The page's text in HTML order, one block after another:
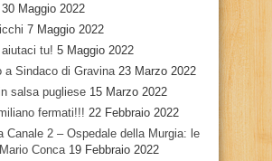
30 Maggio 2022
7 Maggio 2022
aiutaci tu! 5 Maggio 2022
a Sindaco di Gravina 23 Marzo 2022
salsa pugliese 15 Marzo 2022
fermati!!! 22 Febbraio 2022
Canale 2 – Ospedale della Murgia: le
Conca 19 Febbraio 2022